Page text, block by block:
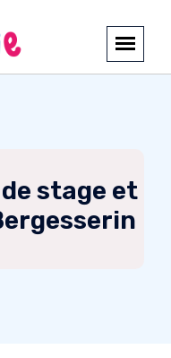
stage et